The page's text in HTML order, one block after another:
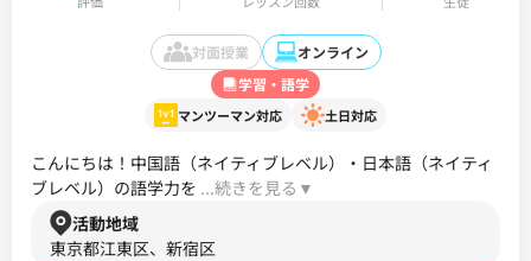
対面授業
オンライン
学習・語学
マンツーマン対応 土日対応
こんにちは！中国語（ネイティブレベル）・日本語（ネイティ
ブレベル）の語学力を ...続きを見る▼
活動地域
東京都江東区、新宿区